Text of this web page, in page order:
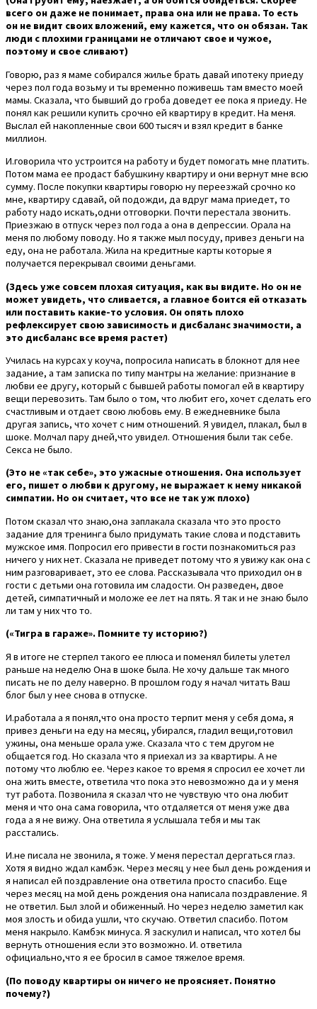
всего он даже не понимает, права она или не права. То есть
он не видит своих вложений, ему кажется, что он обязан. Так
люди с плохими границами не отличают свое и чужое,
поэтому и свое сливают)
Говорю, раз я маме собирался жилье брать давай ипотеку приеду
через пол года возьму и ты временно поживешь там вместо моей
мамы. Сказала, что бывший до гроба доведет ее пока я приеду. Не
понял как решили купить срочно ей квартиру в кредит. На меня.
Выслал ей накопленные свои 600 тысяч и взял кредит в банке
миллион.
И.говорила что устроится на работу и будет помогать мне платить.
Потом мама ее продаст бабушкину квартиру и они вернут мне всю
сумму. После покупки квартиры говорю ну переезжай срочно ко
мне, квартиру сдавай, ой подожди, да вдруг мама приедет, то
работу надо искать,одни отговорки. Почти перестала звонить.
Приезжаю в отпуск через пол года а она в депрессии. Орала на
меня по любому поводу. Но я также мыл посуду, привез деньги на
еду, она не работала. Жила на кредитные карты которые я
получается перекрывал своими деньгами.
(Здесь уже совсем плохая ситуация, как вы видите. Но он не
может увидеть, что сливается, а главное боится ей отказать
или поставить какие-то условия. Он опять плохо
рефлексирует свою зависимость и дисбаланс значимости, а
это дисбаланс все время растет)
Училась на курсах у коуча, попросила написать в блокнот для нее
задание, а там записка по типу мантры на желание: признание в
любви ее другу, который с бывшей работы помогал ей в квартиру
вещи перевозить. Там было о том, что любит его, хочет сделать его
счастливым и отдает свою любовь ему. В ежедневнике была
другая запись, что хочет с ним отношений. Я увидел, плакал, был в
шоке. Молчал пару дней,что увидел. Отношения были так себе.
Секса не было.
(Это не «так себе», это ужасные отношения. Она использует
его, пишет о любви к другому, не выражает к нему никакой
симпатии. Но он считает, что все не так уж плохо)
Потом сказал что знаю,она заплакала сказала что это просто
задание для тренинга было придумать такие слова и подставить
мужское имя. Попросил его привести в гости познакомиться раз
ничего у них нет. Сказала не приведет потому что я увижу как она с
ним разговаривает, это ее слова. Рассказывала что приходил он в
гости с детьми она готовила им сладости. Он разведен, двое
детей, симпатичный и моложе ее лет на пять. Я так и не знаю было
ли там у них что то.
(«Тигра в гараже». Помните ту историю?)
Я в итоге не стерпел такого ее плюса и поменял билеты улетел
раньше на неделю Она в шоке была. Не хочу дальше так много
писать не по делу наверно. В прошлом году я начал читать Ваш
блог был у нее снова в отпуске.
И.работала а я понял,что она просто терпит меня у себя дома, я
привез деньги на еду на месяц, убирался, гладил вещи,готовил
ужины, она меньше орала уже. Сказала что с тем другом не
общается год. Но сказала что я приехал из за квартиры. А не
потому что люблю ее. Через какое то время я спросил ее хочет ли
она жить вместе, ответила что пока это невозможно да и у меня
тут работа. Позвонила я сказал что не чувствую что она любит
меня и что она сама говорила, что отдаляется от меня уже два
года а я не вижу. Она ответила я услышала тебя и мы так
расстались.
И.не писала не звонила, я тоже. У меня перестал дергаться глаз.
Хотя я видно ждал камбэк. Через месяц у нее был день рождения и
я написал ей поздравление она ответила просто спасибо. Еще
через месяц на мой день рождения она написала поздравление. Я
не ответил. Был злой и обиженный. Но через неделю заметил как
моя злость и обида ушли, что скучаю. Ответил спасибо. Потом
меня накрыло. Камбэк минуса. Я заскулил и написал, что хотел бы
вернуть отношения если это возможно. И. ответила
официально,что я ее бросил в самое тяжелое время.
(По поводу квартиры он ничего не проясняет. Понятно
почему?)